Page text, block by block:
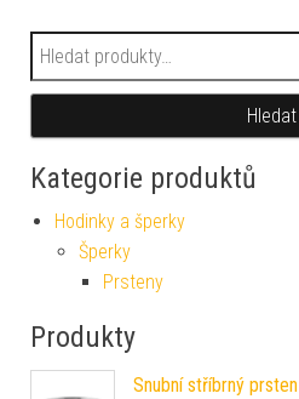
Hledat:
Hledat
Kategorie produktů
Hodinky a šperky
Šperky
Prsteny
Produkty
Snubní stříbrný